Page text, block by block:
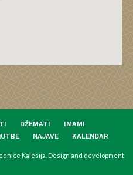
DŽEMATI
IMAMI
NAJAVE KALENDAR
Kalesija. Design and development